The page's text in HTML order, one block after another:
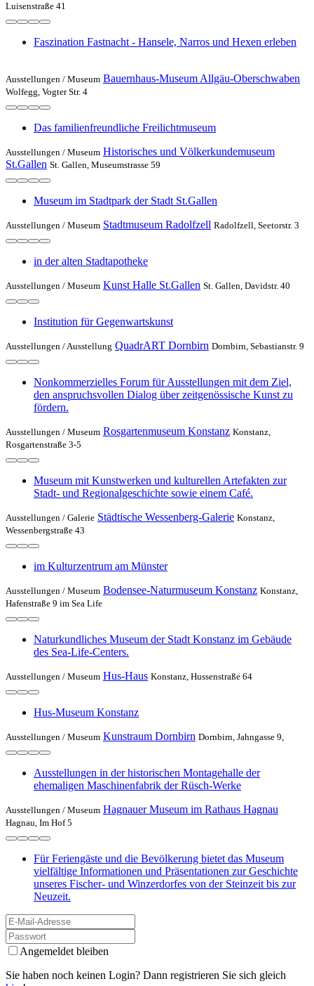
Luisenstraße 41
Faszination Fastnacht - Hansele, Narros und Hexen erleben
Ausstellungen / Museum Bauernhaus-Museum Allgäu-Oberschwaben
Wolfegg, Vogter Str. 4
Das familienfreundliche Freilichtmuseum
Ausstellungen / Museum Historisches und Völkerkundemuseum
St.Gallen St. Gallen, Museumstrasse 59
Museum im Stadtpark der Stadt St.Gallen
Ausstellungen / Museum Stadtmuseum Radolfzell Radolfzell, Seetorstr. 3
in der alten Stadtapotheke
Ausstellungen / Museum Kunst Halle St.Gallen St. Gallen, Davidstr. 40
Institution für Gegenwartskunst
Ausstellungen /Ausstellung QuadrART Dornbirn Dornbirn, Sebastianstr. 9
Nonkommerzielles Forum für Ausstellungen mit dem Ziel,
den anspruchsvollen Dialog über zeitgenössische Kunst zu
fördern.
Ausstellungen / Museum Rosgartenmuseum Konstanz Konstanz,
Rosgartenstraße 3-5
Museum mit Kunstwerken und kulturellen Artefakten zur
Stadt- und Regionalgeschichte sowie einem Café.
Ausstellungen / Galerie Städtische Wessenberg-Galerie Konstanz,
Wessenbergstraße 43
im Kulturzentrum am Münster
Ausstellungen / Museum Bodensee-Naturmuseum Konstanz Konstanz,
Hafenstraße 9 im Sea Life
Naturkundliches Museum der Stadt Konstanz im Gebäude
des Sea-Life-Centers.
Ausstellungen / Museum Hus-Haus Konstanz, Hussenstraße 64
Hus-Museum Konstanz
Ausstellungen / Museum Kunstraum Dornbirn Dornbirn, Jahngasse 9,
Ausstellungen in der historischen Montagehalle der
ehemaligen Maschinenfabrik der Rüsch-Werke
Ausstellungen / Museum Hagnauer Museum im Rathaus Hagnau
Hagnau, Im Hof 5
Für Feriengäste und die Bevölkerung bietet das Museum
vielfältige Informationen und Präsentationen zur Geschichte
unseres Fischer- und Winzerdorfes von der Steinzeit bis zur
Neuzeit.
Angemeldet bleiben
Sie haben noch keinen Login? Dann registrieren Sie sich gleich